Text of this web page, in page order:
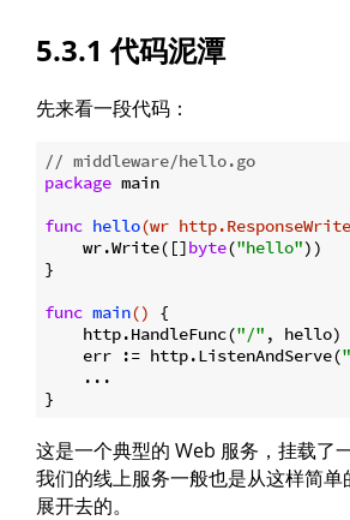
5.3.1 代码泥潭
先来看一段代码：
// middleware/hello.go
package main
func hello(wr
    wr.Write([]
byte("hello"))
}
func main()
{
    http.HandleFunc(
"/" , hello)
    err := http.ListenAndServe(
    ...
这是一个典型的 Web 服务，挂载了
我们的线上服务一般也是从这样简单
展开去的。